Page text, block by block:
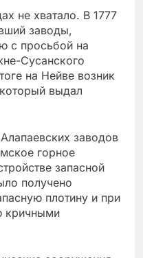
не хватало. В 1777
заводы,
с просьбой на
Сусанского
на Нейве возник
выдал
заводов
горное
запасной
получено
плотину и при
кричными